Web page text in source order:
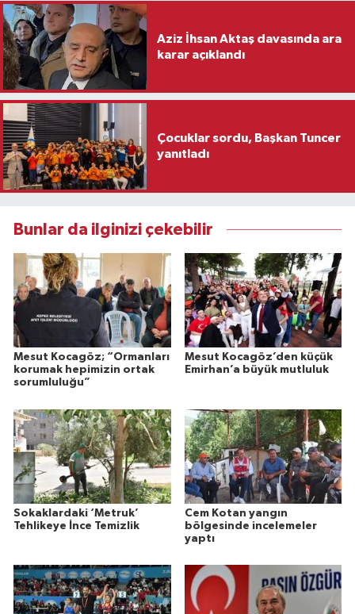
Aziz İhsan Aktaş davasında ara
karar açıklandı
Çocuklar sordu, Başkan Tuncer
yanıtladı
Bunlar da ilginizi çekebilir
Mesut Kocagöz; “Ormanları
korumak hepimizin ortak
sorumluluğu”
Mesut Kocagöz’den küçük
Emirhan’a büyük mutluluk
Sokaklardaki ‘Metruk’
Tehlikeye İnce Temizlik
Cem Kotan yangın
bölgesinde incelemeler
yaptı